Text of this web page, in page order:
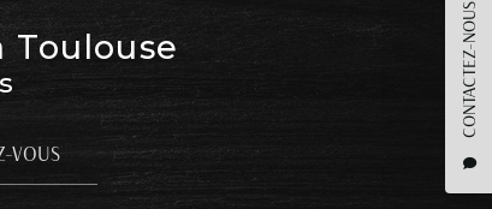
CONTACTEZ-NOUS
Toulouse
VOUS